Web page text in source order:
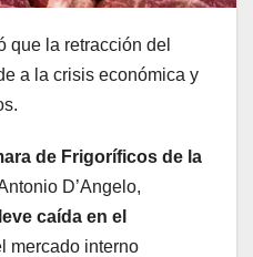
que la retracción del
a la crisis económica y
de Frigoríficos de la
D’Angelo,
leve caída en el
mercado interno